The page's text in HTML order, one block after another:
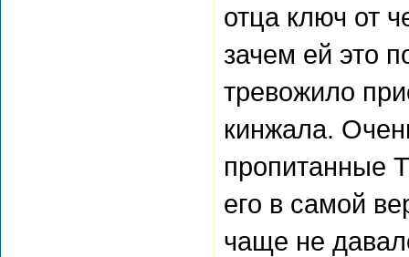
отца ключ от
зачем ей это
тревожило
кинжала.
пропитанные
его в самой
чаще не